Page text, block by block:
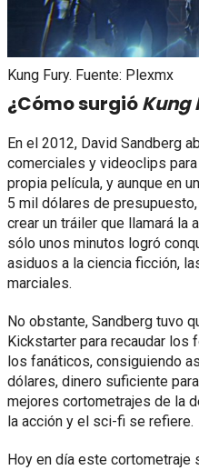
Kung Fury. Fuente: Plexmx
¿Cómo surgióKung
En el 2012, David Sandberg
comerciales y videoclips
propia película, y aunque en
5 mil dólares de
crear un tráiler que llamará la
sólo unos minutos logró
asiduos a la ciencia ficción,
marciales.
No obstante, Sandberg tuvo
Kickstarter para recaudar
los fanáticos, consiguiendo
dólares, dinero suficiente
mejores cortometrajes de la
la acción y el sci-fi se refiere.
Hoy en día este cortometraje